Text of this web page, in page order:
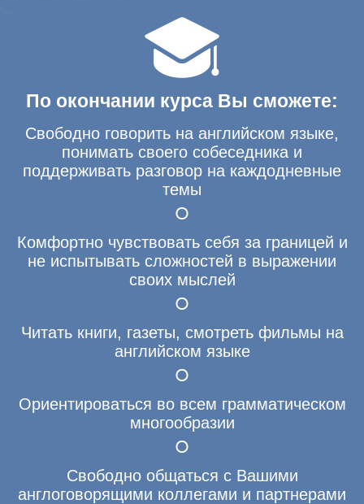
По окончании курса Вы сможете:
Свободно говорить на английском языке,
понимать своего собеседника и
поддерживать разговор на каждодневные
темы
Комфортно чувствовать себя за границей и
не испытывать сложностей в выражении
своих мыслей
Читать книги, газеты, смотреть фильмы на
английском языке
Ориентироваться во всем грамматическом
многообразии
Свободно общаться с Вашими
англоговорящими коллегами и партнерами